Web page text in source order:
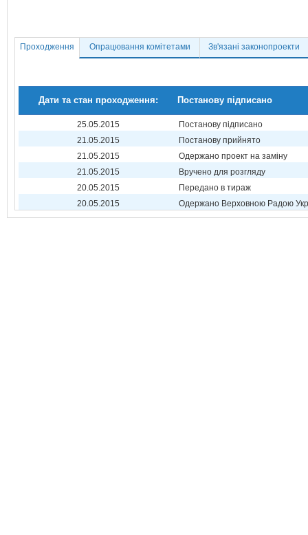
Проходження Опрацювання комітетами Зв'язані законопроекти
Дати та стан проходження: Постанову підписано
25.05.2015
Постанову підписано
21.05.2015
Постанову прийнято
21.05.2015
Одержано проект на заміну
21.05.2015
Вручено для розгляду
20.05.2015
Передано в тираж
20.05.2015
Одержано Верховною Радою